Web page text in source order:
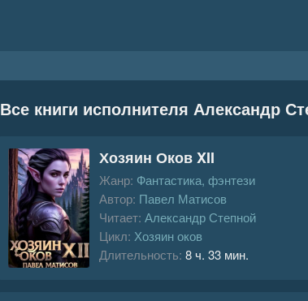
Все книги исполнителя Александр
Хозяин Оков XII
Жанр: Фантастика, фэнтези
Автор: Павел Матисов
Читает: Александр Степной
Цикл: Хозяин оков
Длительность: 8 ч. 33 мин.